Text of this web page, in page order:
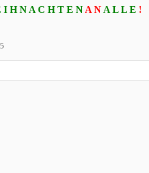
I H N A C H T E N A N A L L E !